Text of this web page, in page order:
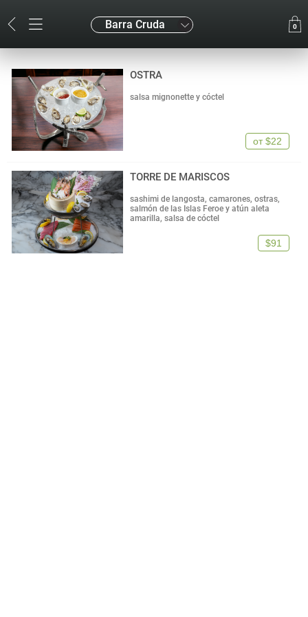
Barra Cruda 0
OSTRA
salsa mignonette y cóctel
от$22
TORRE DE MARISCOS
sashimi de langosta, camarones, ostras,
salmón de las Islas Feroe y atún aleta
amarilla, salsa de cóctel
$91